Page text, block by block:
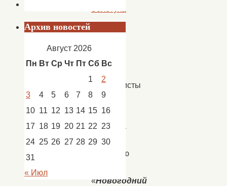
специалисты
ДК
с.
Золотуха
провели
выездную
«Новогодний
Архив новостей
Август 2026
Пн Вт Ср Чт Пт Сб Вс
1
2
3
4 5 6 7 8
9
10 11 12 13 14 15 16
17 18 19 20 21 22 23
24 25 26 27 28 29 30
31
« Июл